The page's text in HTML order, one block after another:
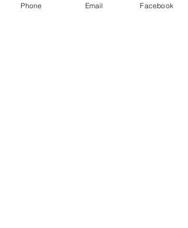
Phone Email Facebook